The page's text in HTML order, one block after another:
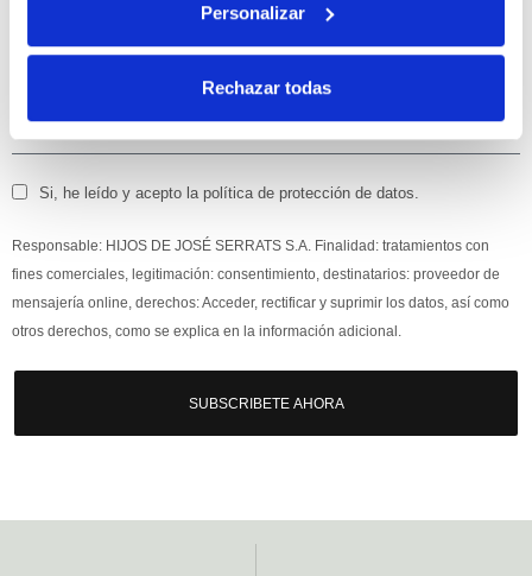
Personalizar
Rechazar todas
un 10% de descuento en tu primera compra.
Si, he leído y acepto la política de protección de datos.
Responsable: HIJOS DE JOSÉ SERRATS S.A. Finalidad: tratamientos con
fines comerciales, legitimación: consentimiento, destinatarios: proveedor de
mensajería online, derechos: Acceder, rectificar y suprimir los datos, así como
otros derechos, como se explica en la información adicional.
SUBSCRIBETE AHORA